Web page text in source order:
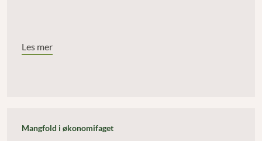
Les mer
Mangfold i økonomifaget